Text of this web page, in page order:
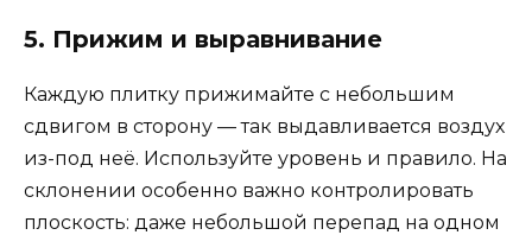
5. Прижим и выравнивание
Каждую плитку прижимайте с небольшим
сдвигом в сторону — так выдавливается воздух
из-под неё. Используйте уровень и правило. На
склонении особенно важно контролировать
плоскость: даже небольшой перепад на одном